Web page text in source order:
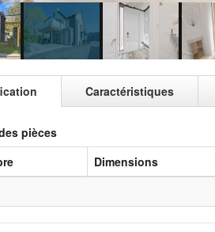
Caractéristiques
pièces
Dimensions